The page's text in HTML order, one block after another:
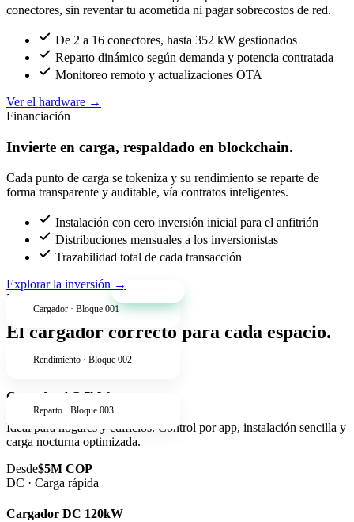
conectores, sin reventar tu acometida ni pagar sobrecostos de red.
De 2 a 16 conectores, hasta 352 kW gestionados
Reparto dinámico según demanda y potencia contratada
Monitoreo remoto y actualizaciones OTA
Ver el hardware →
Financiación
Invierte en carga, respaldado en blockchain.
Cada punto de carga se tokeniza y su rendimiento se reparte de
forma transparente y auditable, vía contratos inteligentes.
Instalación con cero inversión inicial para el anfitrión
Distribuciones mensuales a los inversionistas
Trazabilidad total de cada transacción
Explorar la inversión →
+34% anual
Cargador · Bloque 001
Rendimiento · Bloque 002
Reparto · Bloque 003
Productos
El cargador correcto para cada espacio.
AC · Residencial
Cargador AC 7kW
Ideal para hogares y edificios. Control por app, instalación sencilla y
carga nocturna optimizada.
Desde$5M COP
DC · Carga rápida
Cargador DC 120kW